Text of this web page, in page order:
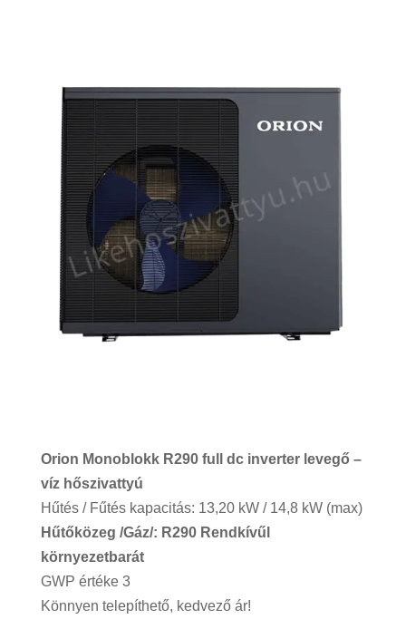
Orion Monoblokk R290 full dc inverter levegő –
víz hőszivattyú
Hűtés / Fűtés kapacitás: 13,20 kW / 14,8 kW (max)
Hűtőközeg /Gáz/: R290 Rendkívűl
környezetbarát
GWP értéke 3
Könnyen telepíthető, kedvező ár!